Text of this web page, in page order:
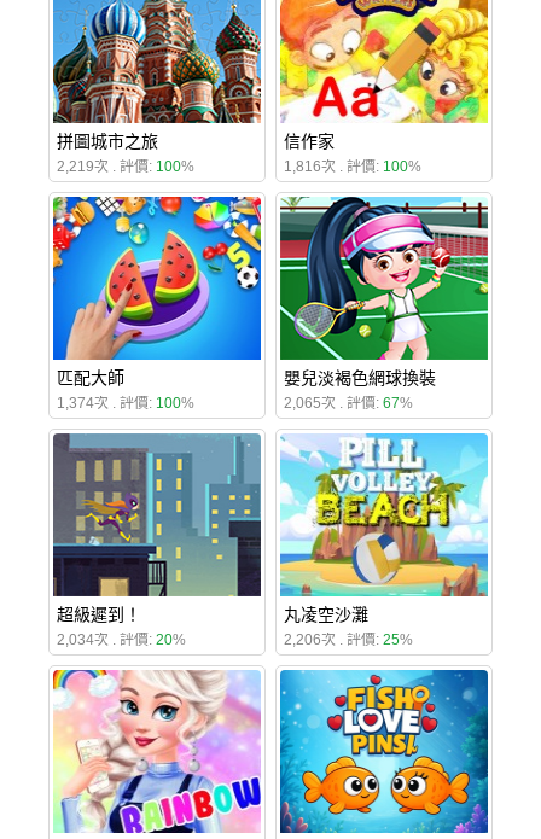
拼圖城市之旅
2,219次 . 評價: 100%
信作家
1,816次 . 評價: 100%
匹配大師
1,374次 . 評價: 100%
嬰兒淡褐色網球換裝
2,065次 . 評價: 67%
超級遲到！
2,034次 . 評價: 20%
丸凌空沙灘
2,206次 . 評價: 25%